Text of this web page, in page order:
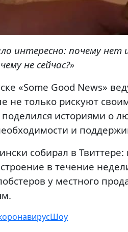
интересно: почему
не сейчас?»
«Some Good News»
не только рискуют
историями о
и
собирал в
в течение
у местного
Шоу